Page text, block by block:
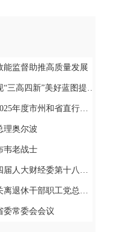
能监督助推高质量发展
新”美好蓝图提供坚实法治保障
统党（工）委书记抓基层党建工作述职评议会议
理奥尔波
韦老战士
财经委第十八次全体会议
党总支召开2025年度总结表彰大会
委常委会会议